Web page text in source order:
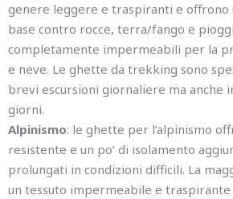
genere leggere e traspiranti e offrono
base contro rocce, terra/fango e
completamente impermeabili per la
e neve. Le ghette da trekking sono
brevi escursioni giornaliere ma anche
giorni.
Alpinismo: le ghette per l’alpinismo
resistente e un po’ di isolamento
prolungati in condizioni difficili. La
un tessuto impermeabile e